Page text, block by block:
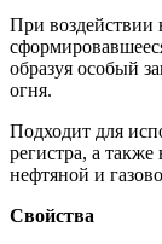
При воздействии
образуя особый
огня.
Подходит для
регистра, а
нефтяной и
Свойства